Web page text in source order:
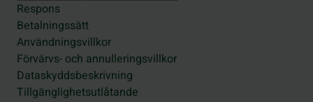
Respons
Betalningssätt
Användningsvillkor
Förvärvs- och annulleringsvillkor
Dataskyddsbeskrivning
Tillgänglighetsutlåtande